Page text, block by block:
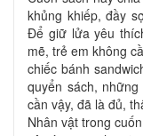
khủng khiếp, đầy
Để giữ lửa yêu
mẽ, trẻ em không
chiếc bánh
quyển sách,
cần vậy, đã là đủ,
Nhân vật trong